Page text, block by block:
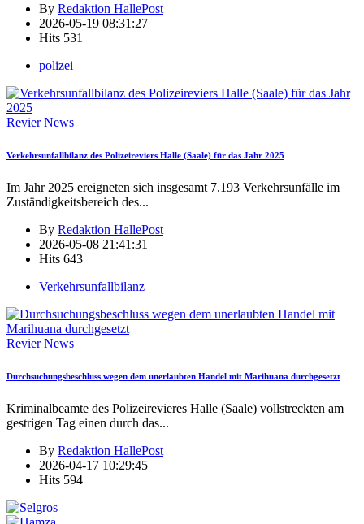
By Redaktion HallePost
2026-05-19 08:31:27
Hits 531
polizei
Revier News
Verkehrsunfallbilanz des Polizeireviers Halle (Saale) für das Jahr 2025
Im Jahr 2025 ereigneten sich insgesamt 7.193 Verkehrsunfälle im
Zuständigkeitsbereich des...
By Redaktion HallePost
2026-05-08 21:41:31
Hits 643
Verkehrsunfallbilanz
Revier News
Durchsuchungsbeschluss wegen dem unerlaubten Handel mit Marihuana durchgesetzt
Kriminalbeamte des Polizeirevieres Halle (Saale) vollstreckten am
gestrigen Tag einen durch das...
By Redaktion HallePost
2026-04-17 10:29:45
Hits 594